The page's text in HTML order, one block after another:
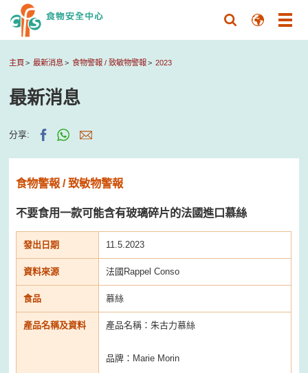
主頁 最新消息 食物警報 / 致敏物警報 2023
最新消息
分享:
食物警報 / 致敏物警報
不要食用一款可能含有玻璃碎片的法國進口慕絲
發出日期 11.5.2023
資料來源 法國Rappel Conso
食品 慕絲
產品名稱及資料 產品名稱：朱古力慕絲
品牌：Marie Morin